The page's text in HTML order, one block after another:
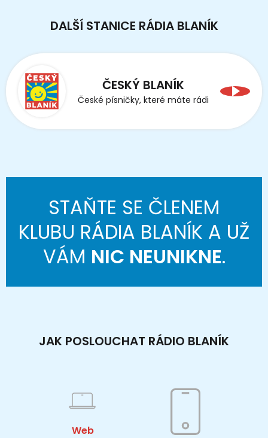
DALŠÍ STANICE RÁDIA BLANÍK
ČESKÝ BLANÍK
České písničky, které máte rádi
STAŇTE SE ČLENEM
KLUBU RÁDIA BLANÍK A UŽ
VÁM NIC NEUNIKNE.
JAK POSLOUCHAT RÁDIO BLANÍK
Web